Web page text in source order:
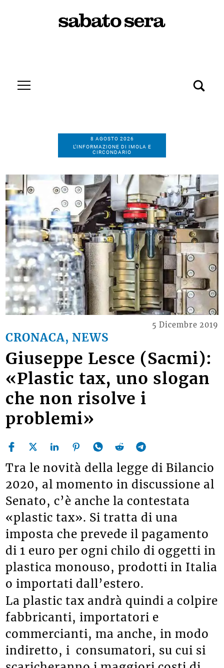
8 AGOSTO 2026
L’INFORMAZIONE DI IMOLA E
CIRCONDARIO
CRONACA, NEWS
Giuseppe Lesce (Sacmi):
«Plastic tax, uno slogan
che non risolve i
problemi»
Tra le novità della legge di Bilancio
2020, al momento in discussione al
Senato, c’è anche la contestata
«plastic tax». Si tratta di una
imposta che prevede il pagamento
di 1 euro per ogni chilo di oggetti in
plastica monouso, prodotti in Italia
o importati dall’estero.
La plastic tax andrà quindi a colpire
fabbricanti, importatori e
commercianti, ma anche, in modo
indiretto, i
consumatori, su cui si